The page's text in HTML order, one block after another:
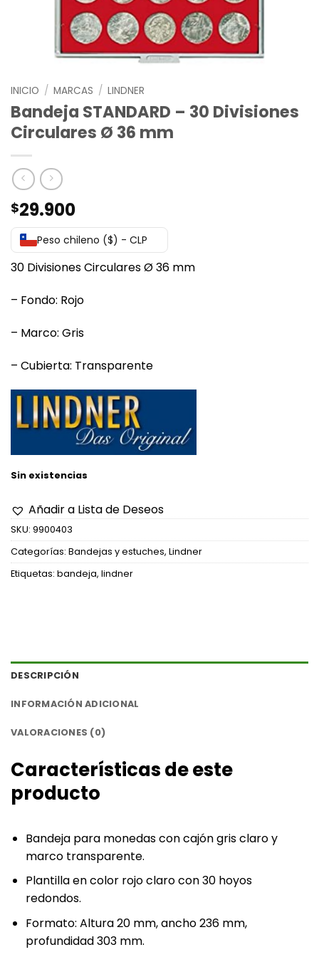
INICIO / MARCAS / LINDNER
Bandeja STANDARD – 30 Divisiones
Circulares Ø 36 mm
$29.900
Peso chileno ($) - CLP
30 Divisiones Circulares Ø 36 mm
– Fondo: Rojo
– Marco: Gris
– Cubierta: Transparente
Sin existencias
Añadir a Lista de Deseos
SKU: 9900403
Categorías: Bandejas y estuches, Lindner
Etiquetas: bandeja, lindner
DESCRIPCIÓN
INFORMACIÓN ADICIONAL
VALORACIONES (0)
Características de este
producto
Bandeja para monedas con cajón gris claro y
marco transparente.
Plantilla en color rojo claro con 30 hoyos
redondos.
Formato: Altura 20 mm, ancho 236 mm,
profundidad 303 mm.